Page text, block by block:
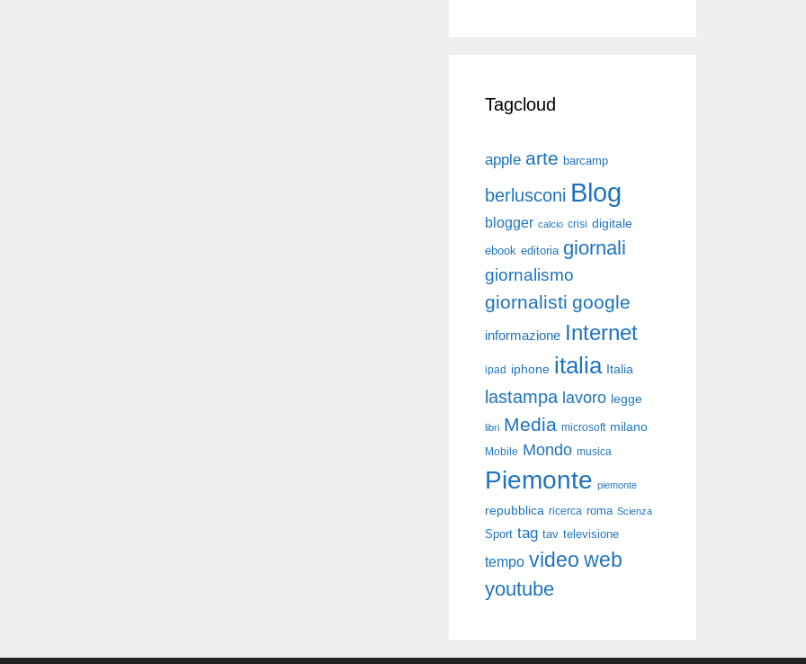
Tagcloud
apple arte barcamp
berlusconi Blog
blogger calcio crisi digitale
ebook editoria giornali
giornalismo
giornalisti google
informazione Internet
ipad iphone italia Italia
lastampa lavoro legge
libri Media microsoft milano
Mobile Mondo musica
Piemonte piemonte
repubblica ricerca roma Scienza
Sport tag tav televisione
tempo video web
youtube